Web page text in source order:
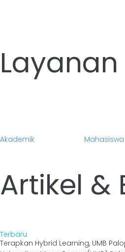
Layanan
Akademik Mahasiswa
Artikel &
Terbaru
Terapkan Hybrid Learning, UMB